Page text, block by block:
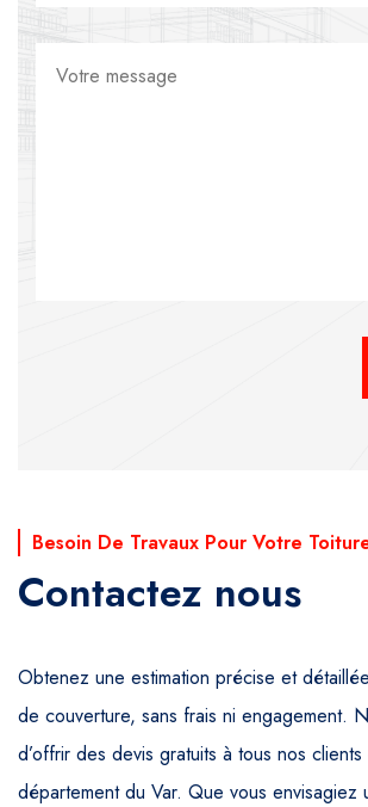
Besoin De Travaux Pour Votre
Contactez nous
Obtenez une estimation précise et
de couverture, sans frais ni engagement.
d’offrir des devis gratuits à tous nos
département du Var. Que vous envisagiez